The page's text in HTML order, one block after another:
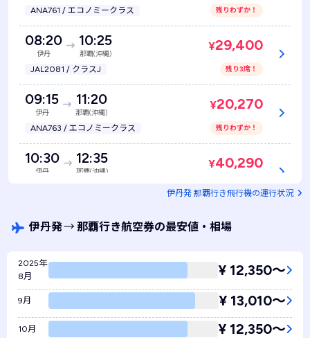
ANA761 / エコノミークラス 残りわずか！
08:20
伊丹
10:25
那覇(沖縄)
JAL2081 / クラスJ
¥29,400
残り3席！
09:15
伊丹
11:20
那覇(沖縄)
ANA763 / エコノミークラス
¥20,270
残りわずか！
10:30
伊丹
12:35
那覇(沖縄)
¥40,290
残りわずか！
伊丹発 那覇行き飛行機の運行状況
伊丹発→那覇行き航空券の最安値・相場
2025年
8月
¥ 12,350〜
9月 ¥ 13,010〜
10月 ¥ 12,350〜